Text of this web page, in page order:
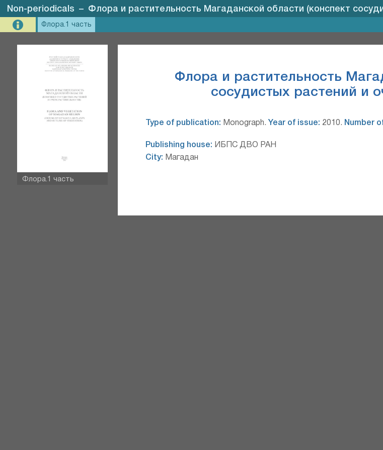
Non-periodicals – Флора и растительность Магаданской области (конспект
Флора.1 часть
Флора.1 часть
Флора и растительность
сосудистых растений и
Type of publication: Monograph. Year of issue: 2010. Number
Publishing house: ИБПС ДВО РАН
City: Магадан